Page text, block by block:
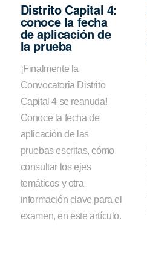
Distrito Capital 4:
conoce la fecha
de aplicación de
la prueba
¡Finalmente la
Convocatoria Distrito
Capital 4 se reanuda!
Conoce la fecha de
aplicación de las
pruebas escritas, cómo
consultar los ejes
temáticos y otra
información clave para el
examen, en este artículo.